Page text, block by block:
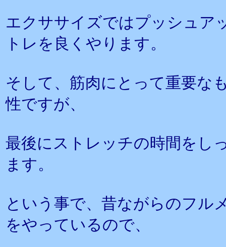
エクササイズではプッシュア
トレを良くやります。
そして、筋肉にとって重要な
性ですが、
最後にストレッチの時間をし
ます。
という事で、昔ながらのフル
をやっているので、